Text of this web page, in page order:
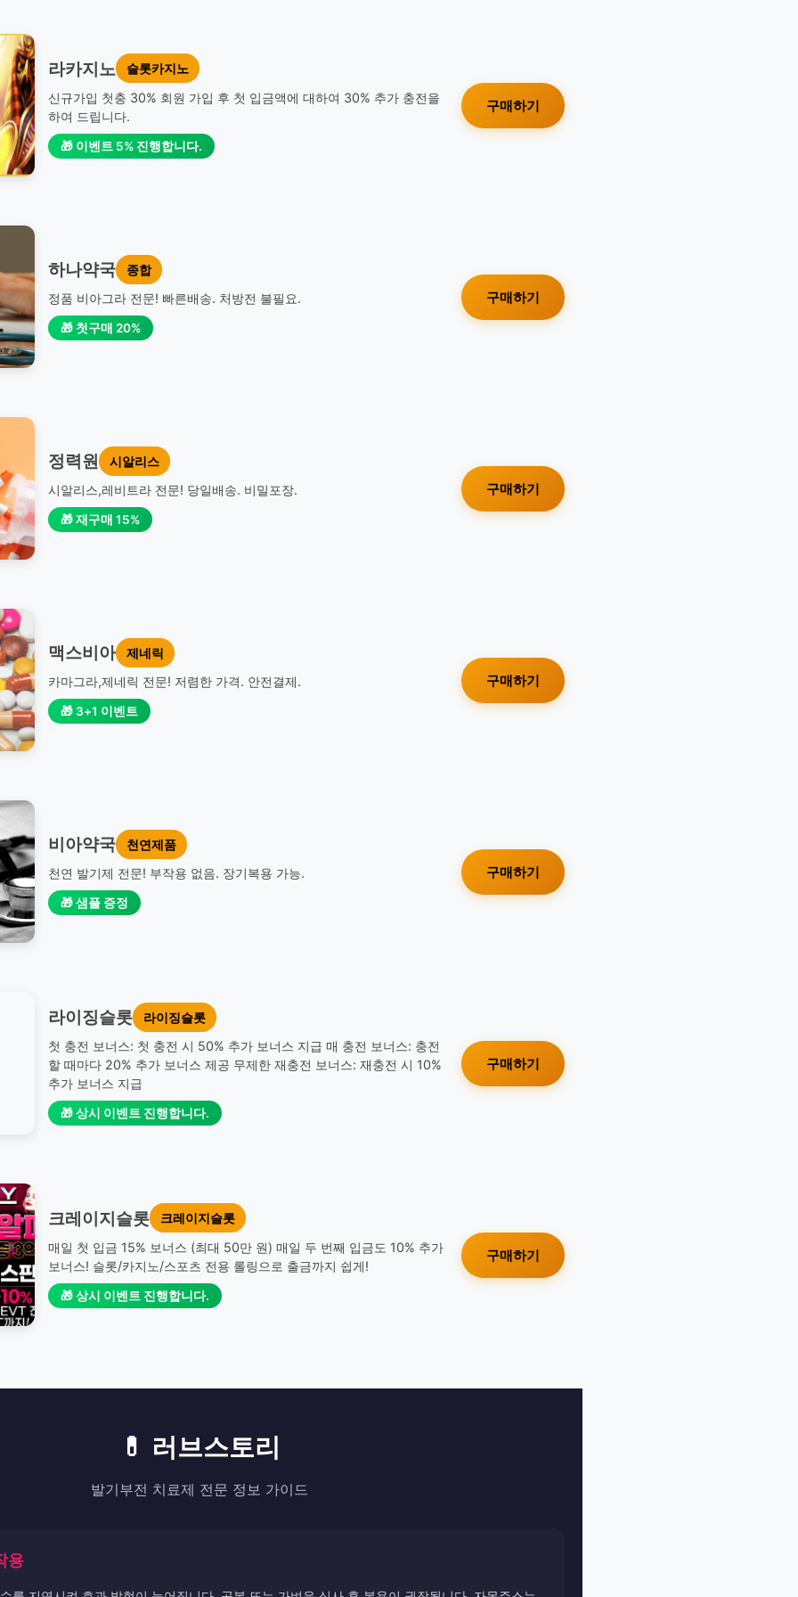
라카지노
슬롯카지노
신규가입 첫충 30% 회원 가입 후 첫 입금액에 대하여 30% 추가 충전을
하여 드립니다.
🎁 이벤트 5% 진행합니다.
구매하기
하나약국
종합
정품 비아그라 전문! 빠른배송. 처방전 불필요.
🎁 첫구매 20%
구매하기
정력원
시알리스
시알리스,레비트라 전문! 당일배송. 비밀포장.
🎁 재구매 15%
구매하기
맥스비아
제네릭
카마그라,제네릭 전문! 저렴한 가격. 안전결제.
🎁 3+1 이벤트
구매하기
비아약국
천연제품
천연 발기제 전문! 부작용 없음. 장기복용 가능.
🎁 샘플 증정
구매하기
라이징슬롯
라이징슬롯
첫 충전 보너스: 첫 충전 시 50% 추가 보너스 지급 매 충전 보너스: 충전
할 때마다 20% 추가 보너스 제공 무제한 재충전 보너스: 재충전 시 10%
추가 보너스 지급
🎁 상시 이벤트 진행합니다.
구매하기
크레이지슬롯
크레이지슬롯
매일 첫 입금 15% 보너스 (최대 50만 원) 매일 두 번째 입금도 10% 추가
보너스! 슬롯/카지노/스포츠 전용 롤링으로 출금까지 쉽게!
🎁 상시 이벤트 진행합니다.
구매하기
💊 러브스토리
발기부전 치료제 전문 정보 가이드
용